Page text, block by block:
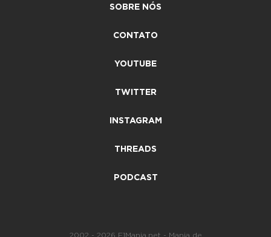
SOBRE NÓS
CONTATO
YOUTUBE
TWITTER
INSTAGRAM
THREADS
PODCAST
2002 - 2026 F1Mania.net - Mania de